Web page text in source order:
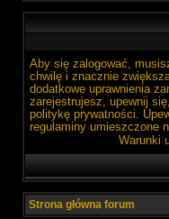
Aby się zalogować,
chwilę i znacznie
dodatkowe uprawnienia
zarejestrujesz, upewnij
politykę prywatności.
regulaminy umieszczone
Warunki
Strona główna forum